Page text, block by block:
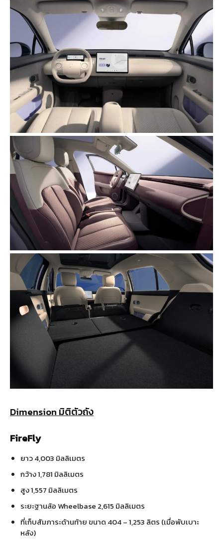
Dimension มิติตัวถัง
FireFly
ยาว 4,003 มิลลิเมตร
กว้าง 1,781 มิลลิเมตร
สูง 1,557 มิลลิเมตร
ระยะฐานล้อ Wheelbase 2,615 มิลลิเมตร
ที่เก็บสัมภาระด้านท้าย ขนาด 404 – 1,253 ลิตร (เมื่อพับเบาะ
หลัง)